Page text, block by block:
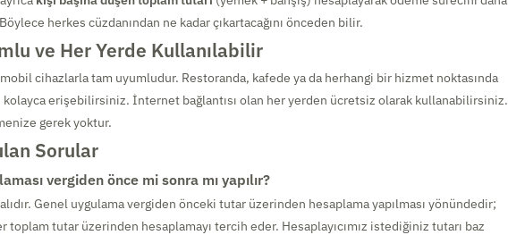
herkes cüzdanından ne kadar çıkartacağını önceden bilir.
ve Her Yerde Kullanılabilir
mobil cihazlarla tam uyumludur. Restoranda, kafede ya da herhangi bir hizmet noktasında
erişebilirsiniz. İnternet bağlantısı olan her yerden ücretsiz olarak kullanabilirsiniz.
gerek yoktur.
Sorular
vergiden önce mi sonra mı yapılır?
Genel uygulama vergiden önceki tutar üzerinden hesaplama yapılması yönündedir;
toplam tutar üzerinden hesaplamayı tercih eder. Hesaplayıcımız istediğiniz tutarı baz